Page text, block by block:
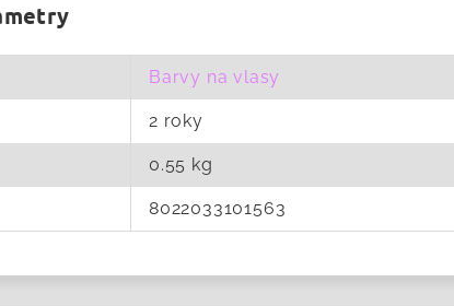
Barvy na vlasy
2 roky
0.55 kg
8022033101563